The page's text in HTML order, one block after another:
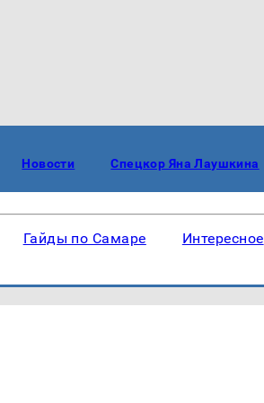
Новости Спецкор Яна Лаушкина
Гайды по Самаре Интересное